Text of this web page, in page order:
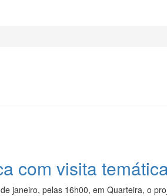
com visita
janeiro, pelas 16h00, em Quarteira, o